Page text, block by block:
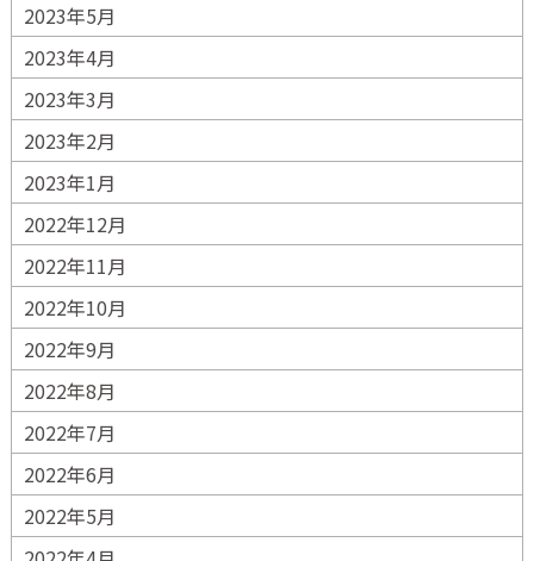
2023年5月
2023年4月
2023年3月
2023年2月
2023年1月
2022年12月
2022年11月
2022年10月
2022年9月
2022年8月
2022年7月
2022年6月
2022年5月